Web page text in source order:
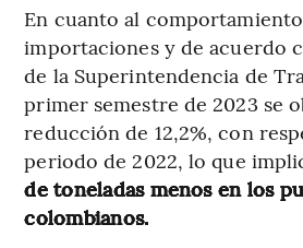
En cuanto al
importaciones y de acuerdo
de la Superintendencia de
primer semestre de 2023 se
reducción de 12,2%, con
periodo de 2022, lo que
de toneladas menos en los
colombianos.